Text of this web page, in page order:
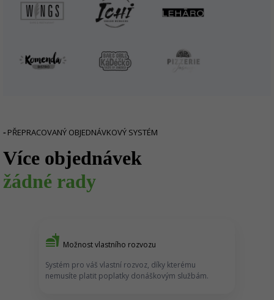
- PŘEPRACOVANÝ OBJEDNÁVKOVÝ SYSTÉM
Více objednávek
žádné rady
fastfood Možnost vlastního rozvozu
Systém pro váš vlastní rozvoz, díky kterému
nemusíte platit poplatky donáškovým službám.